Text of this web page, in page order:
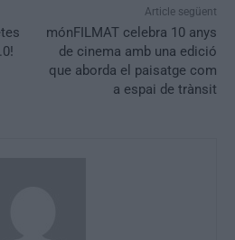
Article següent
mónFILMAT celebra 10 anys
de cinema amb una edició
que aborda el paisatge com
a espai de trànsit